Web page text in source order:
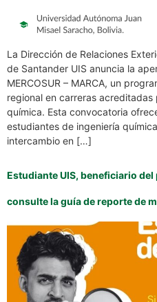
La Dirección de Relaciones
de Santander UIS anuncia la
MERCOSUR – MARCA, un
regional en carreras
química. Esta convocatoria
estudiantes de ingeniería
intercambio en […]
Estudiante UIS, beneficiario del
consulte la guía de reporte de